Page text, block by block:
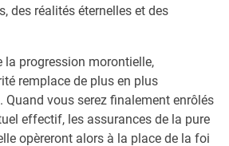
des réalités éternelles et des
la progression morontielle,
remplace de plus en plus
Quand vous serez finalement enrôlés
effectif, les assurances de la pure
opèreront alors à la place de la foi